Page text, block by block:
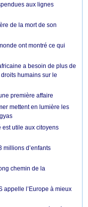
aux lignes
de la mort de son
ont montré ce qui
a besoin de plus de
humains sur le
première affaire
mettent en lumière les
est utile aux citoyens
millions d’enfants
chemin de la
appelle l’Europe à mieux